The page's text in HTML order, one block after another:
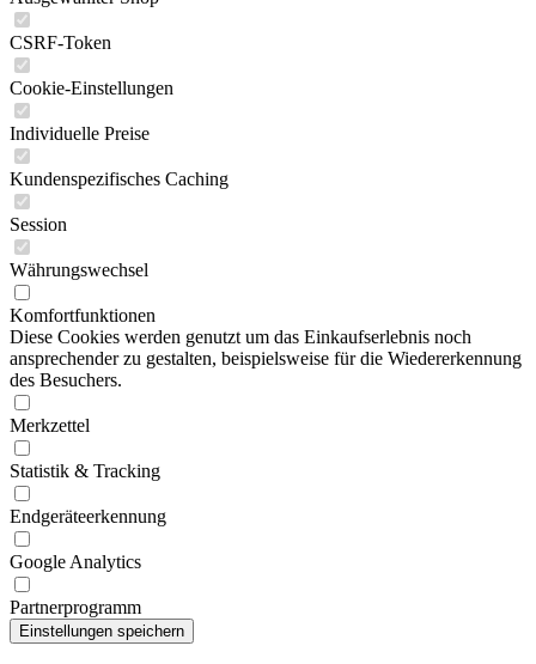
CSRF-Token
Cookie-Einstellungen
Individuelle Preise
Kundenspezifisches Caching
Session
Währungswechsel
Komfortfunktionen
Diese Cookies werden genutzt um das Einkaufserlebnis noch
ansprechender zu gestalten, beispielsweise für die Wiedererkennung
des Besuchers.
Merkzettel
Statistik & Tracking
Endgeräteerkennung
Google Analytics
Partnerprogramm